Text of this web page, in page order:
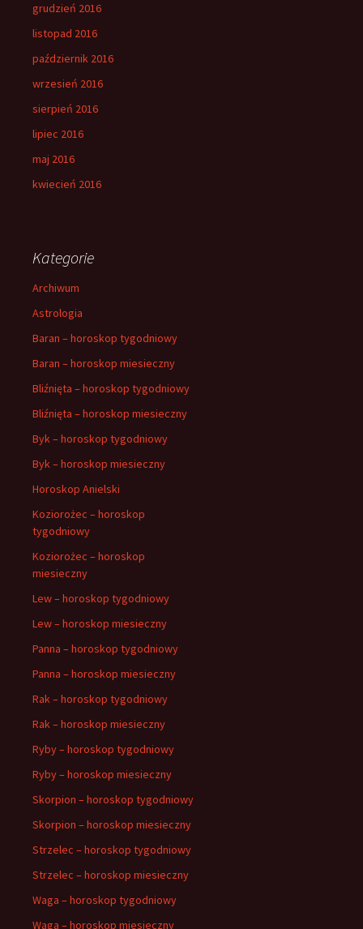
grudzień 2016
listopad 2016
październik 2016
wrzesień 2016
sierpień 2016
lipiec 2016
maj 2016
kwiecień 2016
Kategorie
Archiwum
Astrologia
Baran – horoskop tygodniowy
Baran – horoskop miesieczny
Bliźnięta – horoskop tygodniowy
Bliźnięta – horoskop miesieczny
Byk – horoskop tygodniowy
Byk – horoskop miesieczny
Horoskop Anielski
Koziorożec – horoskop
tygodniowy
Koziorożec – horoskop
miesieczny
Lew – horoskop tygodniowy
Lew – horoskop miesieczny
Panna – horoskop tygodniowy
Panna – horoskop miesieczny
Rak – horoskop tygodniowy
Rak – horoskop miesieczny
Ryby – horoskop tygodniowy
Ryby – horoskop miesieczny
Skorpion – horoskop tygodniowy
Skorpion – horoskop miesieczny
Strzelec – horoskop tygodniowy
Strzelec – horoskop miesieczny
Waga – horoskop tygodniowy
Waga – horoskop miesieczny